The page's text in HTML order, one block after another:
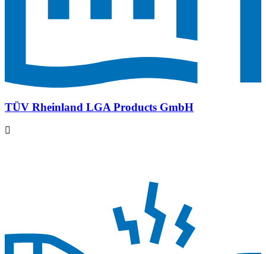
TÜV Rheinland LGA Products GmbH